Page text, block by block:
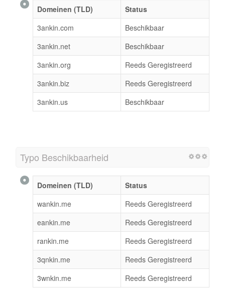
Domeinen (TLD)
Status
3ankin.com
Beschikbaar
3ankin.net
Beschikbaar
3ankin.org
Reeds Geregistreerd
3ankin.biz
Reeds Geregistreerd
3ankin.us
Beschikbaar
Typo Beschikbaarheid
Domeinen (TLD)
Status
wankin.me
Reeds Geregistreerd
eankin.me
Reeds Geregistreerd
rankin.me
Reeds Geregistreerd
3qnkin.me
Reeds Geregistreerd
3wnkin.me
Reeds Geregistreerd